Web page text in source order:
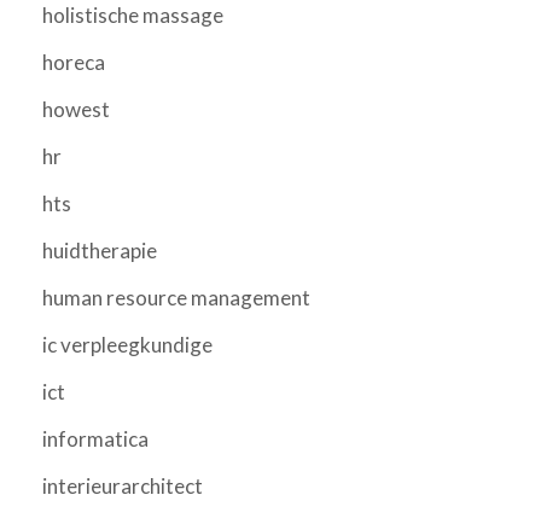
holistische massage
horeca
howest
hr
hts
huidtherapie
human resource management
ic verpleegkundige
ict
informatica
interieurarchitect